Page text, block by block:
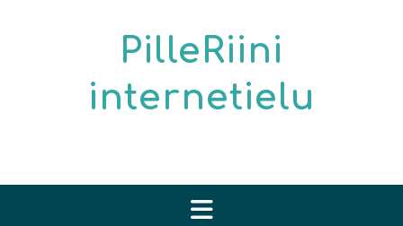
PilleRiini
internetielu